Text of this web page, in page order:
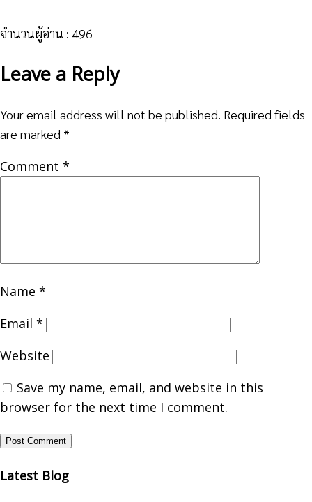
จำนวนผู้อ่าน : 496
Leave a Reply
Your email address will not be published. Required fields
are marked *
Comment *
Name *
Email *
Website
Save my name, email, and website in this
browser for the next time I comment.
Latest Blog